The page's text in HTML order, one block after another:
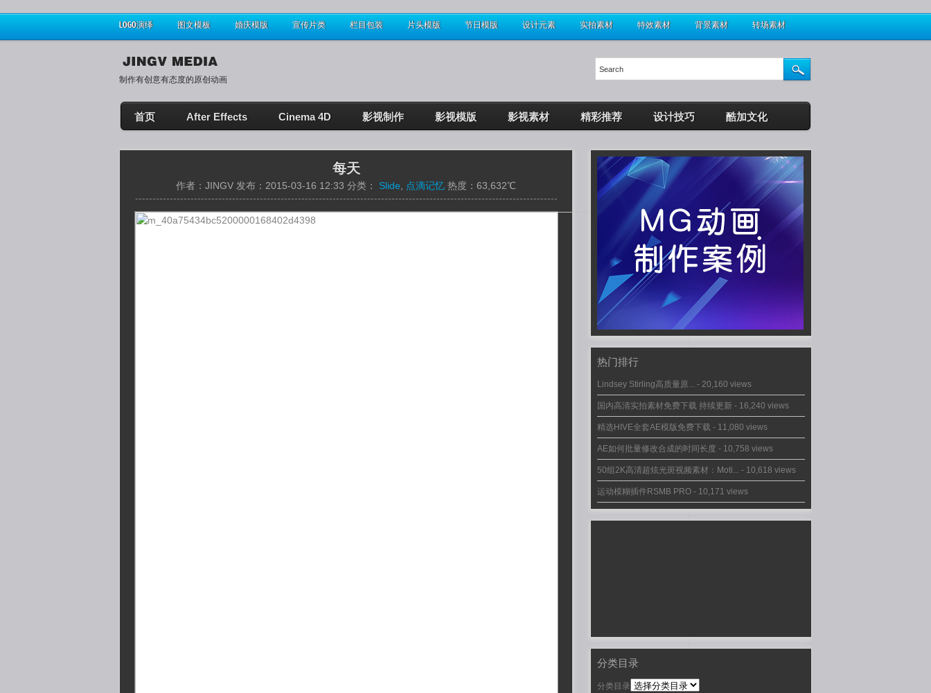
LOGO演绎 图文模板 婚庆模版 宣传片类 栏目包装 片头模版 节日模版 设计元素 实拍素材 特效素材 背景素材 转场素材
制作有创意有态度的原创动画
首页 After Effects Cinema 4D 影视制作 影视模版 影视素材 精彩推荐 设计技巧 酷加文化
每天
作者：JINGV 发布：2015-03-16 12:33 分类： Slide 点滴记忆 热度：63,632℃
--------------------------------------------------------------------------------------------------------------------------
热门排行
Lindsey Stirling高质量原... - 20,160 views
国内高清实拍素材免费下载 持续更新 - 16,240 views
精选HIVE全套AE模版免费下载 - 11,080 views
AE如何批量修改合成的时间长度 - 10,758 views
50组2K高清超炫光斑视频素材：Moti... - 10,618 views
运动模糊插件RSMB PRO - 10,171 views
分类目录
分类目录